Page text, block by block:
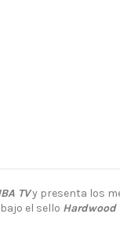
TVy presenta los
el sello Hardwood